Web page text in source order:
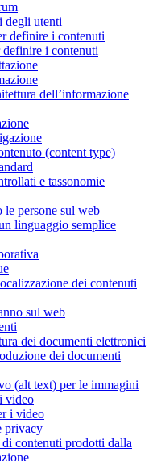
degli utenti
definire i contenuti
definire i contenuti
dell’informazione
(content type)
e tassonomie
le persone sul web
linguaggio semplice
dei contenuti
sul web
dei documenti elettronici
dei documenti
(alt text) per le immagini
video
i video
privacy
contenuti prodotti dalla